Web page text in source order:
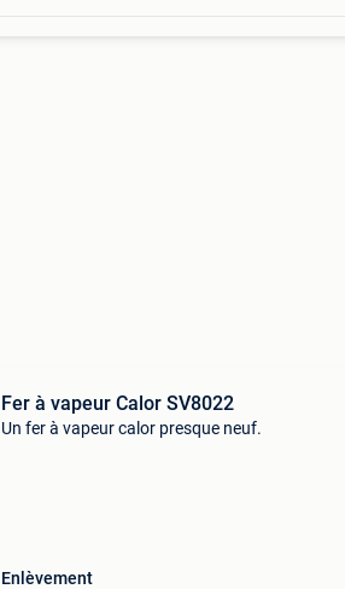
Fer à vapeur Calor SV8022
Un fer à vapeur calor presque neuf.
Enlèvement